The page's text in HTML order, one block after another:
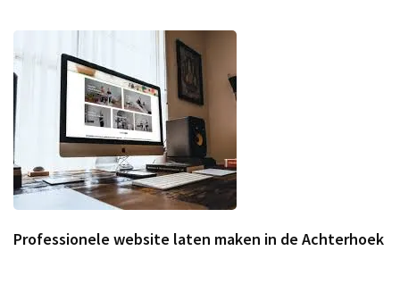
Professionele website laten maken in de Achterhoek